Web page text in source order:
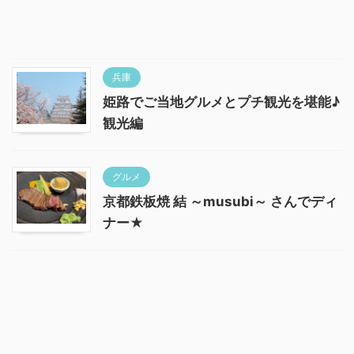
兵庫
姫路でご当地グルメとプチ観光を堪能♪
観光編
グルメ
京都鉄板焼 結 ～musubi～ さんでディ
ナー★